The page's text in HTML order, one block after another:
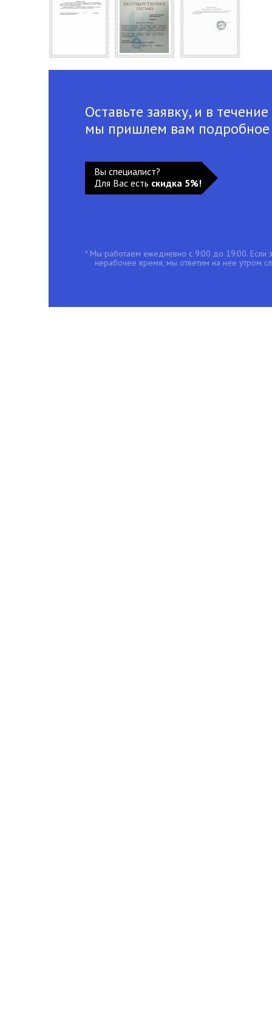
Оставьте заявку, и в
мы пришлем вам
Вы специалист?
Для Вас есть скидка 5%!
* Мы работаем ежедневно с 9:00 до 19:00. Если
нерабочее время, мы ответим на нее утром